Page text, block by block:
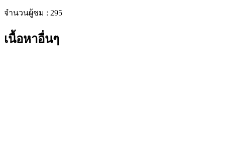
จำนวนผู้ชม : 295
เนื้อหาอื่นๆ